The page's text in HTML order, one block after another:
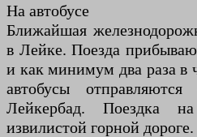
На автобусе
Ближайшая
в Лейке. Поезда
и как минимум два раза в
автобусы
Лейкербад. Поездка
извилистой горной дороге.